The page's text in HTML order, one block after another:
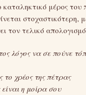
μέρος του
στοχαστικότερη,
τον τελικό
λόγος να σε πούνε
το χρέος της πέτρας
η μοίρα σου